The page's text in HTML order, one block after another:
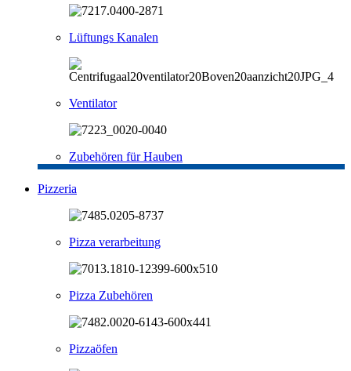
Lüftungs Kanalen
Ventilator
Zubehören für Hauben
Pizzeria
Pizza verarbeitung
Pizza Zubehören
Pizzaöfen